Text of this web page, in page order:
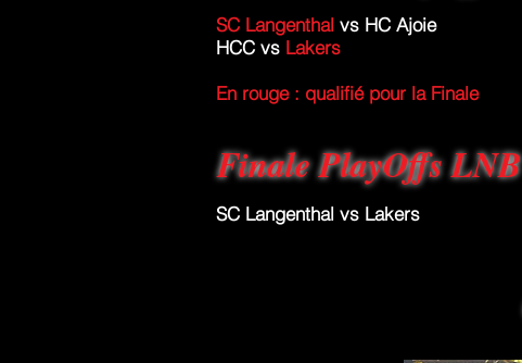
SC Langenthal vs HC Ajoie
HCC vs Lakers
En rouge : qualifié pour la Finale
Finale PlayOffs LNB
SC Langenthal vs Lakers